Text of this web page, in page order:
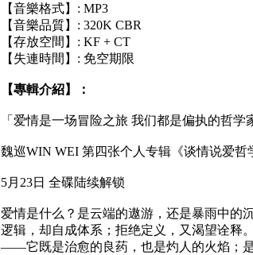
【音樂格式】: MP3
【音樂品質】: 320K CBR
【存放空間】: KF + CT
【失連時間】: 免空期限
【專輯介紹】：
「爱情是一场冒险之旅 我们都是偏执的哲学
魏巡WIN WEI 第四张个人专辑《谈情说爱哲
5月23日 全碟陆续解锁
爱情是什么？是云端的遨游，还是暴雨中的
逻辑，却自成体系；拒绝定义，又渴望诠释
——它既是治愈的良药，也是灼人的火焰；